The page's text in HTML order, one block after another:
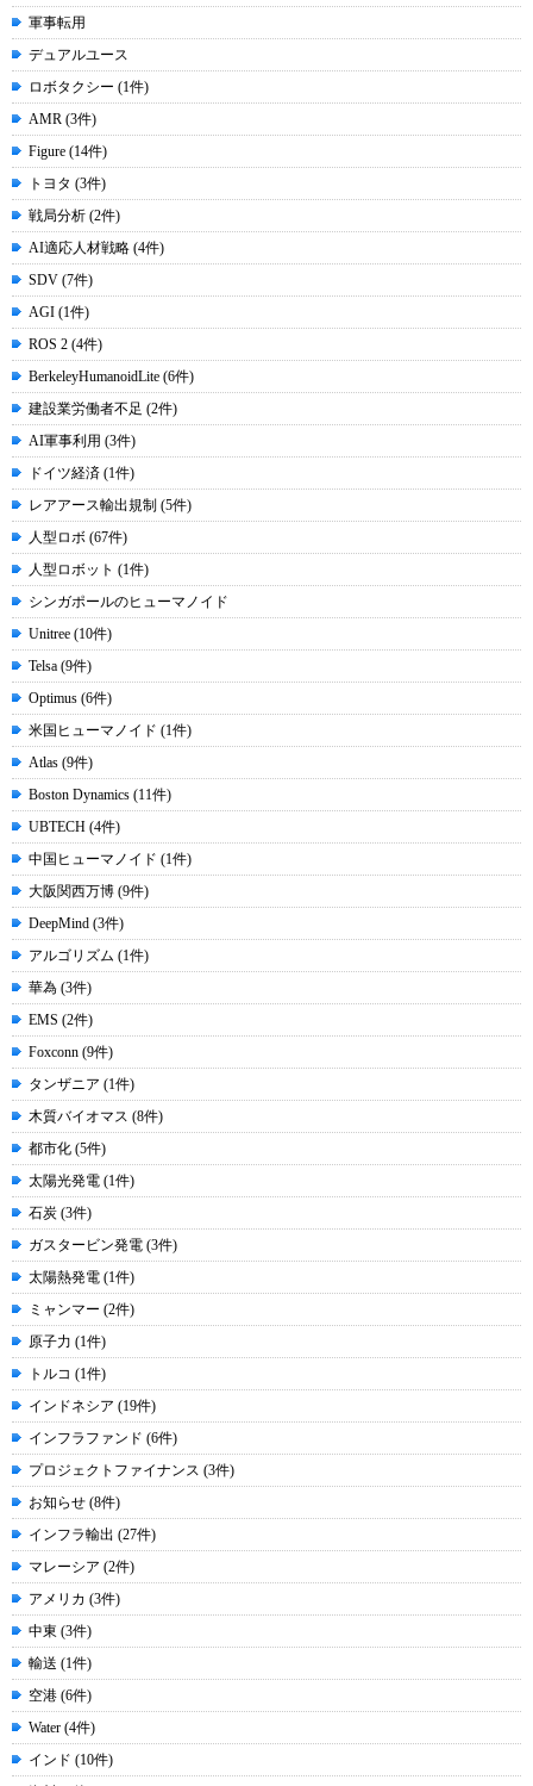
軍事転用
デュアルユース
ロボタクシー (1件)
AMR (3件)
Figure (14件)
トヨタ (3件)
戦局分析 (2件)
AI適応人材戦略 (4件)
SDV (7件)
AGI (1件)
ROS 2 (4件)
BerkeleyHumanoidLite (6件)
建設業労働者不足 (2件)
AI軍事利用 (3件)
ドイツ経済 (1件)
レアアース輸出規制 (5件)
人型ロボ (67件)
人型ロボット (1件)
シンガポールのヒューマノイド
Unitree (10件)
Telsa (9件)
Optimus (6件)
米国ヒューマノイド (1件)
Atlas (9件)
Boston Dynamics (11件)
UBTECH (4件)
中国ヒューマノイド (1件)
大阪関西万博 (9件)
DeepMind (3件)
アルゴリズム (1件)
華為 (3件)
EMS (2件)
Foxconn (9件)
タンザニア (1件)
木質バイオマス (8件)
都市化 (5件)
太陽光発電 (1件)
石炭 (3件)
ガスタービン発電 (3件)
太陽熱発電 (1件)
ミャンマー (2件)
原子力 (1件)
トルコ (1件)
インドネシア (19件)
インフラファンド (6件)
プロジェクトファイナンス (3件)
お知らせ (8件)
インフラ輸出 (27件)
マレーシア (2件)
アメリカ (3件)
中東 (3件)
輸送 (1件)
空港 (6件)
Water (4件)
インド (10件)